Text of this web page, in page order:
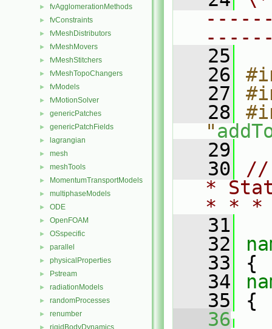
► fvAgglomerationMethods
► fvConstraints
► fvMeshDistributors
► fvMeshMovers
► fvMeshStitchers
► fvMeshTopoChangers
► fvModels
► fvMotionSolver
► genericPatches
► genericPatchFields
► lagrangian
► mesh
► meshTools
► MomentumTransportModels
► multiphaseModels
► ODE
► OpenFOAM
► OSspecific
► parallel
► physicalProperties
► Pstream
► radiationModels
► randomProcesses
► renumber
rigidBodyDynamics
   25
   26
   27
   28
"
   29
   30
//
*
* *
   31
   32
   33
{
   34
   35
{
   36